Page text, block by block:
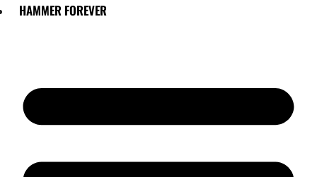
HAMMER FOREVER